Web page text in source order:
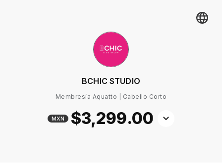
BCHIC STUDIO
Membresía Aquatto | Cabello Corto
MXN $3,299.00